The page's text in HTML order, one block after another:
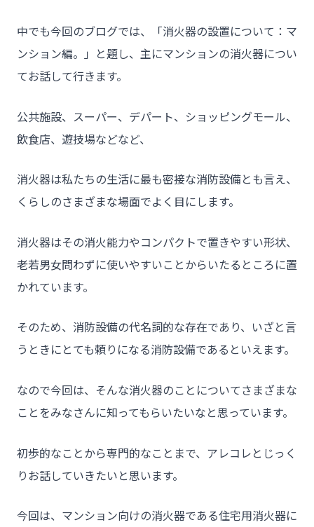
中でも今回のブログでは、「消火器の設置について：マ
ンション編。」と題し、主にマンションの消火器につい
てお話して行きます。
公共施設、スーパー、デパート、ショッピングモール、
飲食店、遊技場などなど、
消火器は私たちの生活に最も密接な消防設備とも言え、
くらしのさまざまな場面でよく目にします。
消火器はその消火能力やコンパクトで置きやすい形状、
老若男女問わずに使いやすいことからいたるところに置
かれています。
そのため、消防設備の代名詞的な存在であり、いざと言
うときにとても頼りになる消防設備であるといえます。
なので今回は、そんな消火器のことについてさまざまな
ことをみなさんに知ってもらいたいなと思っています。
初歩的なことから専門的なことまで、アレコレとじっく
りお話していきたいと思います。
今回は、マンション向けの消火器である住宅用消火器に